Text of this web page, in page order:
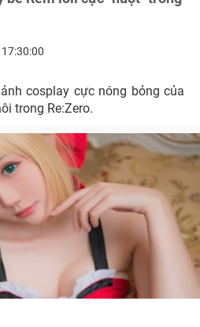
cosplay cực nóng bỏng của
trong Re:Zero.